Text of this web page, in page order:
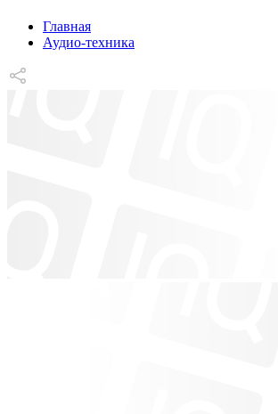
Главная
Аудио-техника